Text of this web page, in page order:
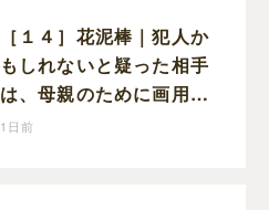
［１４］花泥棒｜犯人か
もしれないと疑った相手
は、母親のために画用紙
でチューリップを作って
1日前